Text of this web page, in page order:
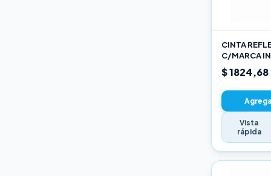
CINTA
C/MARCA
$ 1824,68
Vista
rápida